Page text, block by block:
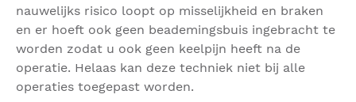
nauwelijks risico loopt op misselijkheid en braken
en er hoeft ook geen beademingsbuis ingebracht te
worden zodat u ook geen keelpijn heeft na de
operatie. Helaas kan deze techniek niet bij alle
operaties toegepast worden.